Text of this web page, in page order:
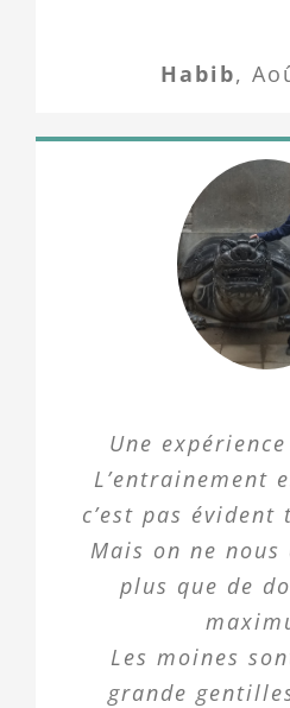
Habib,
Une
L’entrainement
c’est pas
Mais on ne nous
plus que de
Les moines
grande